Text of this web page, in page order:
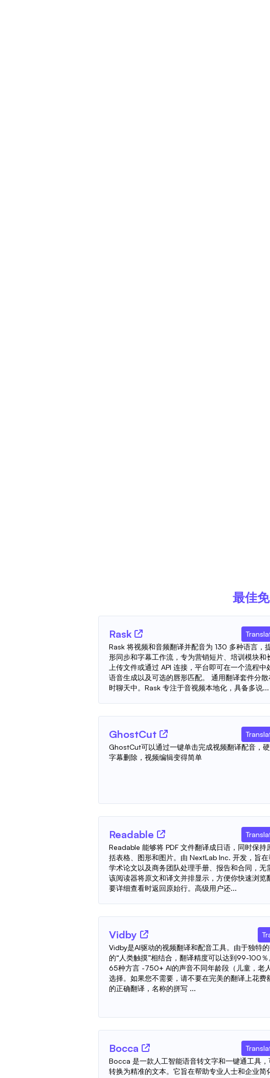
最佳
Rask
Rask 将视频和音频翻译并配音为 130 多种语言，
形同步和字幕工作流，专为营销短片、培训模块和
上传文件或通过 API 连接，平台即可在一个流程中
语音生成以及可选的唇形匹配。 通用翻译套件分
时聊天中。Rask 专注于音视频本地化，具备多说...
GhostCut
GhostCut可以通过一键单击完成视频翻译配音，
字幕删除，视频编辑变得简单
Readable
Readable 能够将 PDF 文件翻译成日语，同时保持
括表格、图形和图片。由 NextLab Inc. 开发，旨
学术论文以及商务团队处理手册、报告和合同，无
该阅读器将原文和译文并排显示，方便你快速浏览
要详细查看时返回原始行。高级用户还...
Vidby
Vidby是AI驱动的视频翻译和配音工具。由于独特
的“人类触摸”相结合，翻译精度可以达到99-100
65种方言 -750+ AI的声音不同年龄段（儿童，老
选择。如果您不需要，请不要在完美的翻译上花费
的正确翻译，名称的拼写 ...
Bocca
Bocca 是一款人工智能语音转文字和一键通工具
转换为精准的文本。它旨在帮助专业人士和企业简